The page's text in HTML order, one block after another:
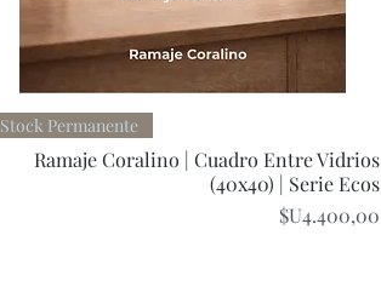
Quick View
Stock Permanente
Ramaje Coralino | Cuadro Entre Vidrios
(40x40) | Serie Ecos
Price
$U4.400,00